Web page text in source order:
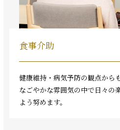
食事介助
健康維持・病気予防の観点から
なごやかな雰囲気の中で日々の
よう努めます。